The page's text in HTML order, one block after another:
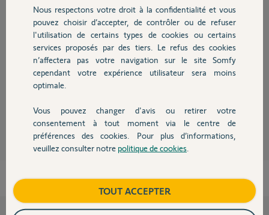
Chauffage
Autres produits
Devis avec un pro
Contact
Réponses
Bonjour
Non, ce n'est pas possible.
Bonne journée !
Jean-Luc B. il y a plus de 4 ans
Nous respectons votre droit à la confidentialité et vous
pouvez choisir d’accepter, de contrôler ou de refuser
l'utilisation de certains types de cookies ou certains
services proposés par des tiers. Le refus des cookies
n’affectera pas votre navigation sur le site Somfy
cependant votre expérience utilisateur sera moins
optimale.
Vous pouvez changer d'avis ou retirer votre
consentement à tout moment via le centre de
préférences des cookies. Pour plus d’informations,
veuillez consulter notre politique de cookies
TOUT ACCEPTER